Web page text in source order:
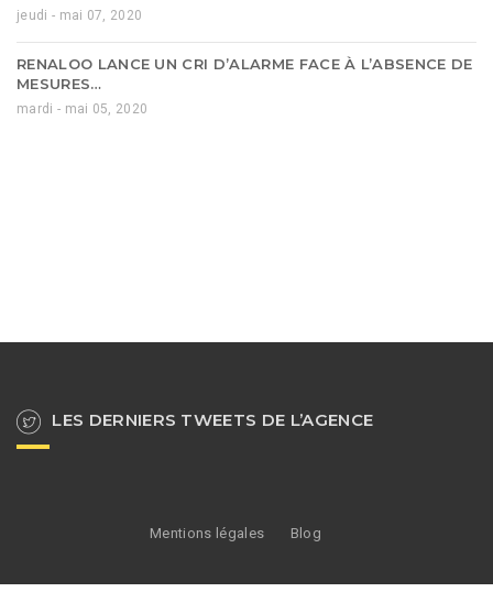
jeudi - mai 07, 2020
RENALOO LANCE UN CRI D’ALARME FACE À L’ABSENCE DE
MESURES…
mardi - mai 05, 2020
LES DERNIERS TWEETS DE L’AGENCE
Mentions légales Blog